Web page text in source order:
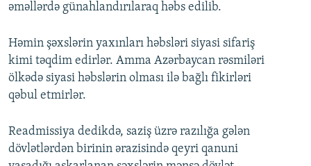
əməllərdə günahlandırılaraq həbs edilib.
Həmin şəxslərin yaxınları həbsləri siyasi sifariş
kimi təqdim edirlər. Amma Azərbaycan rəsmiləri
ölkədə siyasi həbslərin olması ilə bağlı fikirləri
qəbul etmirlər.
Readmissiya dedikdə, saziş üzrə razılığa gələn
dövlətlərdən birinin ərazisində qeyri qanuni